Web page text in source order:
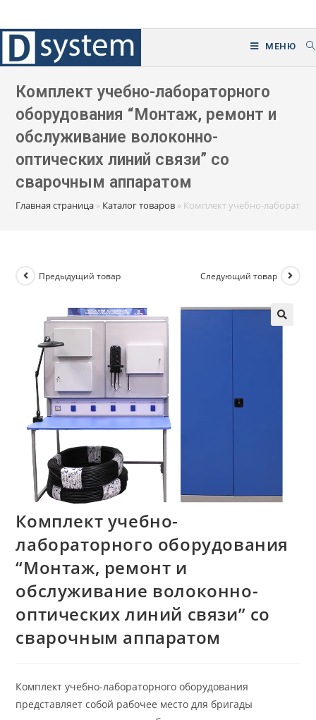
к
содержимому
МЕНЮ
Комплект учебно-лабораторного
оборудования “Монтаж, ремонт и
обслуживание волоконно-
оптических линий связи” со
сварочным аппаратом
Главная страница » Каталог товаров » Комплект учебно-
Предыдущий товар Следующий товар
Комплект учебно-
лабораторного оборудования
“Монтаж, ремонт и
обслуживание волоконно-
оптических линий связи” со
сварочным аппаратом
Комплект учебно-лабораторного оборудования
представляет собой рабочее место для бригады